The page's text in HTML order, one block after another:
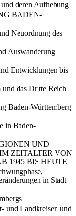
deren Aufhebung
BADEN-
Neuordnung des
Auswanderung
Entwicklungen bis
und das Dritte Reich
Baden-Württemberg
in Baden-
UND
ZEITALTER VON
1945 BIS HEUTE
in Stadt
und Landkreisen und